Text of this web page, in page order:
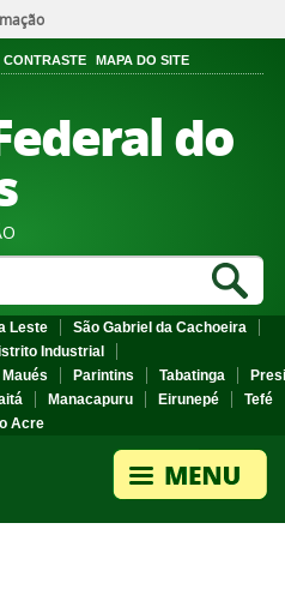
CONTRASTE MAPA DO SITE
do
Leste
São Gabriel da Cachoeira
Industrial
Maués Parintins Tabatinga
Manacapuru Eirunepé
Tefé
Acre